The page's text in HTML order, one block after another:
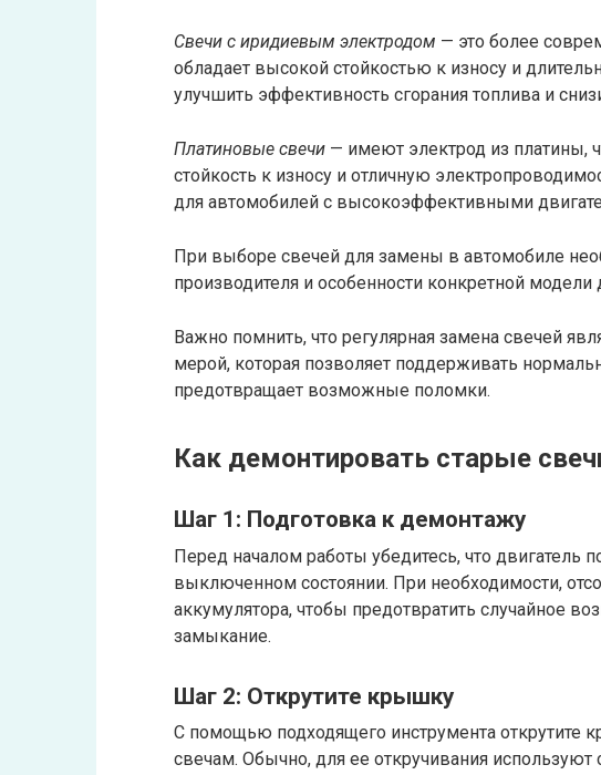
Свечи с иридиевым электродом — это более
обладает высокой стойкостью к износу и
улучшить эффективность сгорания топлива и
Платиновые свечи — имеют электрод из платины,
стойкость к износу и отличную
для автомобилей с высокоэффективными
При выборе свечей для замены в автомобиле
производителя и особенности конкретной модели
Важно помнить, что регулярная замена свечей
мерой, которая позволяет поддерживать
предотвращает возможные поломки.
Как демонтировать старые
Шаг 1: Подготовка к демонтажу
Перед началом работы убедитесь, что двигатель
выключенном состоянии. При необходимости,
аккумулятора, чтобы предотвратить случайное
замыкание.
Шаг 2: Открутите крышку
С помощью подходящего инструмента открутите
свечам. Обычно, для ее откручивания